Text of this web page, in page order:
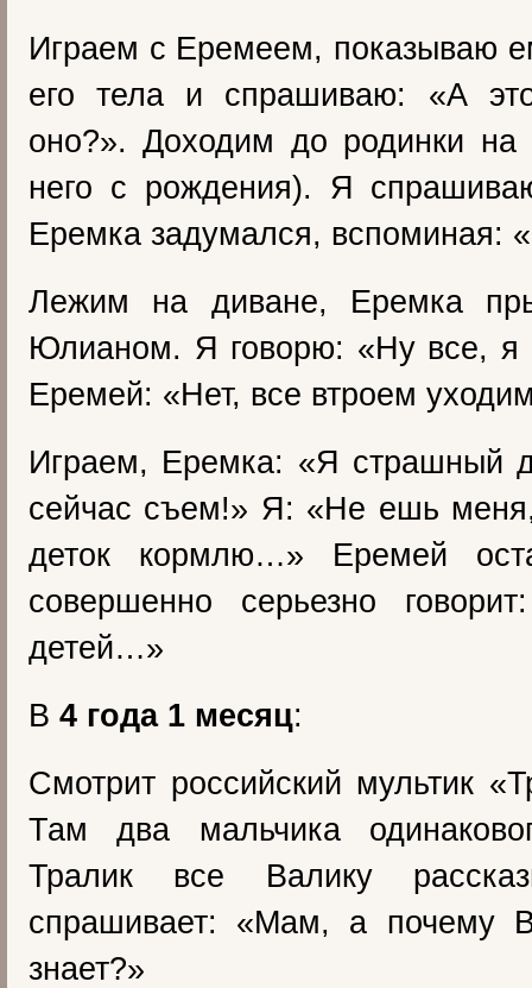
Играем с Еремеем, показываю
его тела и спрашиваю: «А
оно?». Доходим до родинки
него с рождения). Я
Еремка задумался, вспоминая:
Лежим на диване, Еремка
Юлианом. Я говорю: «Ну все, я
Еремей: «Нет, все втроем
Играем, Еремка: «Я страшный
сейчас съем!» Я: «Не ешь
деток кормлю…» Еремей
совершенно серьезно
детей…»
В 4 года 1 месяц:
Смотрит российский мультик
Там два мальчика
Тралик все Валику
спрашивает: «Мам, а почему
знает?»